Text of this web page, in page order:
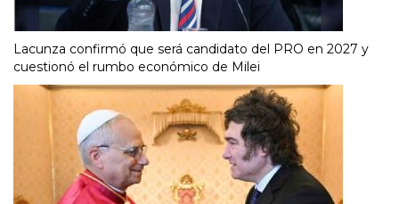
Lacunza confirmó que será candidato del PRO en 2027 y
cuestionó el rumbo económico de Milei